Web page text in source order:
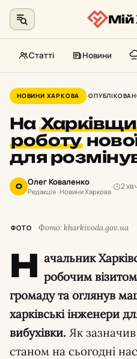
до
контенту
Мій
Статті Новини
НОВИНИ ХАРКОВА
На
роботу
для
О Олег Коваленко
Редакція · Новини Харкова
2 хв
ФОТО Фото: kharkivoda.gov.ua
Н ачальник
робочим візитом
громаду та оглянув
харківські інженери
вибухівки. Як
станом на сьогодні